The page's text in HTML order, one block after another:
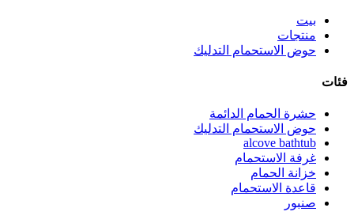
بيت
منتجات
حوض الاستحمام التدليك
فئات
حشرة الحمام الدائمة
حوض الاستحمام التدليك
alcove bathtub
غرفة الاستحمام
خزانة الحمام
قاعدة الاستحمام
صنبور